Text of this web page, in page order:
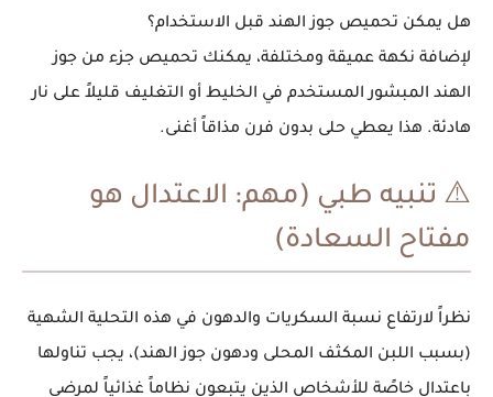
هل يمكن تحميص جوز الهند قبل الاستخدام؟
لإضافة نكهة عميقة ومختلفة، يمكنك تحميص جزء من جوز
الهند المبشور المستخدم في الخليط أو التغليف قليلاً على نار
هادئة. هذا يعطي حلى بدون فرن مذاقاً أغنى.
⚠️ تنبيه طبي (مهم: الاعتدال هو
مفتاح السعادة)
نظراً لارتفاع نسبة السكريات والدهون في هذه التحلية الشهية
(بسبب اللبن المكثف المحلى ودهون جوز الهند)، يجب تناولها
باعتدال خاصًة للأشخاص الذين يتبعون نظاماً غذائياً لمرضى